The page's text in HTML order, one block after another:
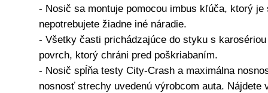
- Nosič sa montuje pomocou imbus kľúča, ktorý je
nepotrebujete žiadne iné náradie.
- Všetky časti prichádzajúce do styku s
povrch, ktorý chráni pred poškriabaním.
- Nosič spĺňa testy City-Crash a maximálna
nosnosť strechy uvedenú výrobcom auta. Nájdete